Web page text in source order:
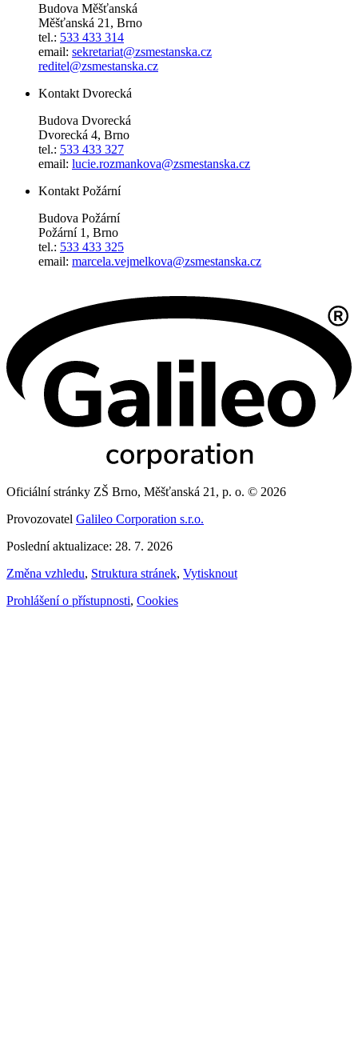
Budova Měšťanská
Měšťanská 21, Brno
tel.: 533 433 314
email: sekretariat@zsmestanska.cz
reditel@zsmestanska.cz
Kontakt Dvorecká
Budova Dvorecká
Dvorecká 4, Brno
tel.: 533 433 327
email: lucie.rozmankova@zsmestanska.cz
Kontakt Požární
Budova Požární
Požární 1, Brno
tel.: 533 433 325
email: marcela.vejmelkova@zsmestanska.cz
Oficiální stránky ZŠ Brno, Měšťanská 21, p. o. © 2026
Provozovatel Galileo Corporation s.r.o.
Poslední aktualizace: 28. 7. 2026
Změna vzhledu, Struktura stránek, Vytisknout
Prohlášení o přístupnosti, Cookies